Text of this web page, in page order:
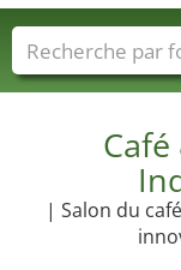
| Salon du
Foire noms